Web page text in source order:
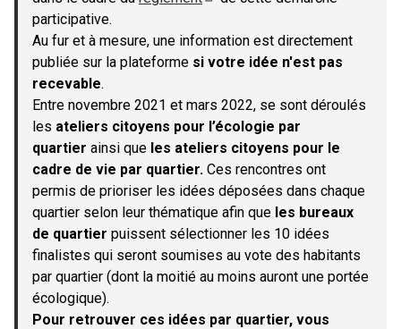
participative.
Au fur et à mesure, une information est directement
publiée sur la plateforme si votre idée n'est pas
recevable.
Entre novembre 2021 et mars 2022, se sont déroulés
les ateliers citoyens pour l’écologie par
quartier ainsi que les ateliers citoyens pour le
cadre de vie par quartier. Ces rencontres ont
permis de prioriser les idées déposées dans chaque
quartier selon leur thématique afin que les bureaux
de quartier puissent sélectionner les 10 idées
finalistes qui seront soumises au vote des habitants
par quartier (dont la moitié au moins auront une portée
écologique).
Pour retrouver ces idées par quartier, vous